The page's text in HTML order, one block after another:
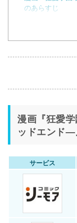
のあらすじ
漫画『狂愛
ッドエンド―
サービス